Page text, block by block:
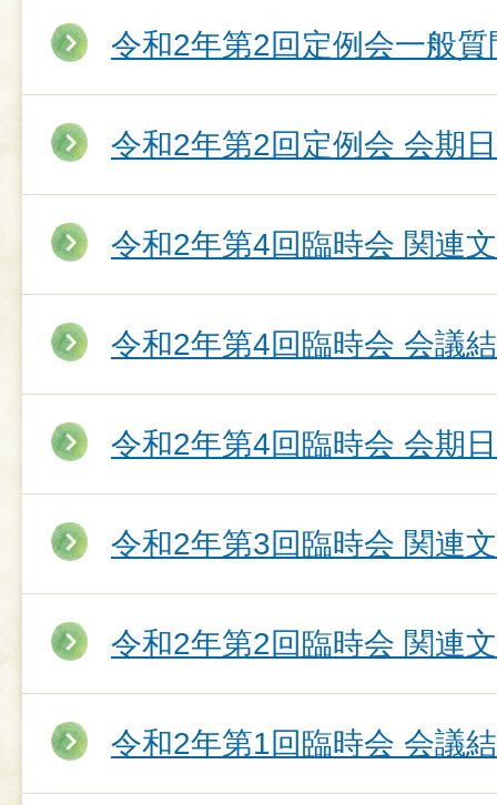
令和2年第2回定例会一般質
令和2年第2回定例会 会期
令和2年第4回臨時会 関連
令和2年第4回臨時会 会議
令和2年第4回臨時会 会期
令和2年第3回臨時会 関連
令和2年第2回臨時会 関連
令和2年第1回臨時会 会議